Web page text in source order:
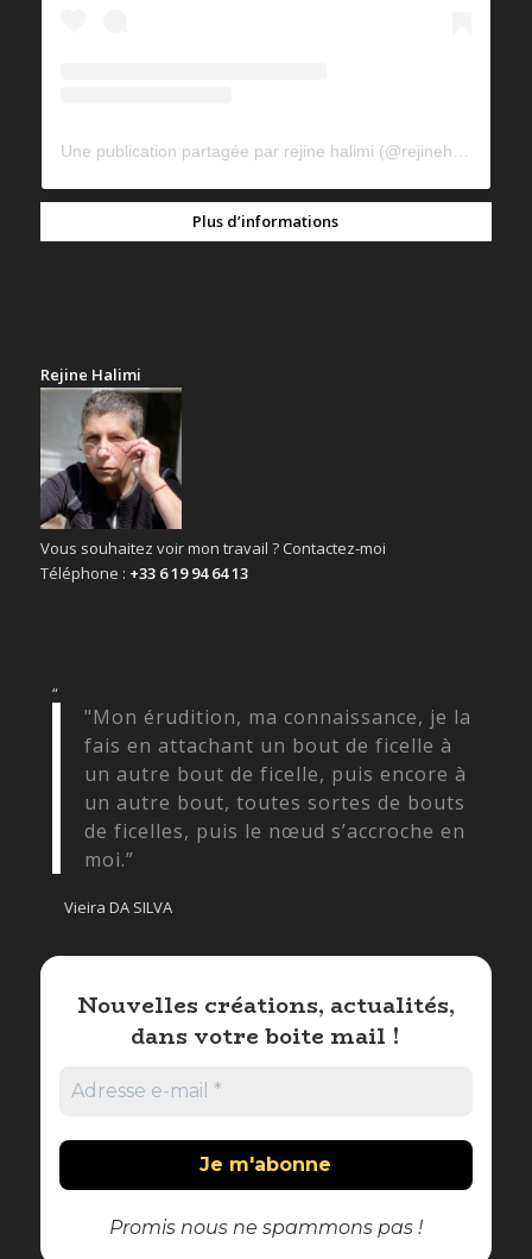
Plus d’informations
Rejine Halimi
Vous souhaitez voir mon travail ? Contactez-moi
Téléphone : +33 6 19 94 64 13
“
"Mon érudition, ma connaissance, je la
fais en attachant un bout de ficelle à
un autre bout de ficelle, puis encore à
un autre bout, toutes sortes de bouts
de ficelles, puis le nœud s’accroche en
moi.”
Vieira DA SILVA
Nouvelles créations, actualités,
dans votre boite mail !
Promis nous ne spammons pas !